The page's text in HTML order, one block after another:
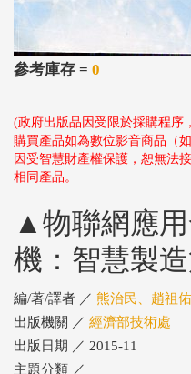
參考庫存 = 0
(政府出版品因受限於採購程序
購買產品如為數位影音商品（
因受智慧財產權保護，恕無法
相同產品。
▲物聯網應
機：智慧製
編/著/譯者 ／ 熊治民、趙祖佑
出版機關 ／ 經濟部技術處
出版日期 ／ 2015-11
主題分類 ／